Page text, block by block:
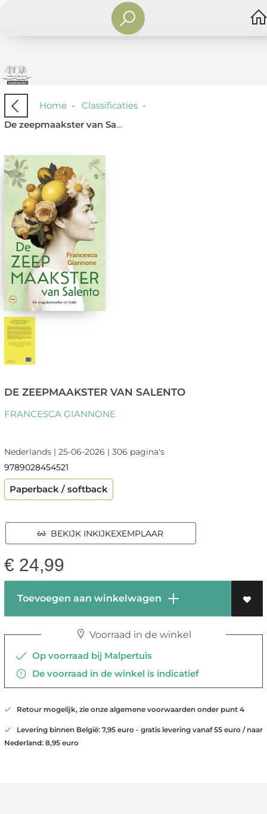
Home- Classificaties-
De zeepmaakster van Salento
DE ZEEPMAAKSTER VAN SALENTO
FRANCESCA GIANNONE
Nederlands | 25-06-2026 | 306 pagina's
9789028454521
Paperback / softback
BEKIJK INKIJKEXEMPLAAR
€ 24,99
Toevoegen aan winkelwagen
Voorraad in de winkel
Op voorraad bij Malpertuis
De voorraad in de winkel is indicatief
Retour mogelijk, zie onze algemene voorwaarden onder punt 4
Levering binnen België: 7,95 euro - gratis levering vanaf 55 euro / naar
Nederland: 8,95 euro